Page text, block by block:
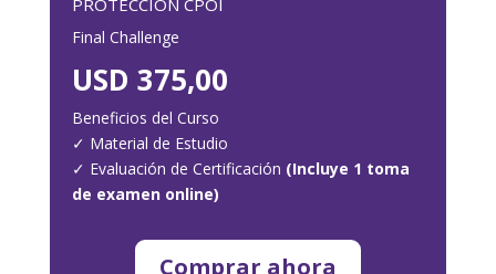
Final Challenge
USD 375,00
Beneficios del Curso
✓ Material de Estudio
✓ Evaluación de Certificación (Incluye 1 toma
de examen online)
Comprar ahora